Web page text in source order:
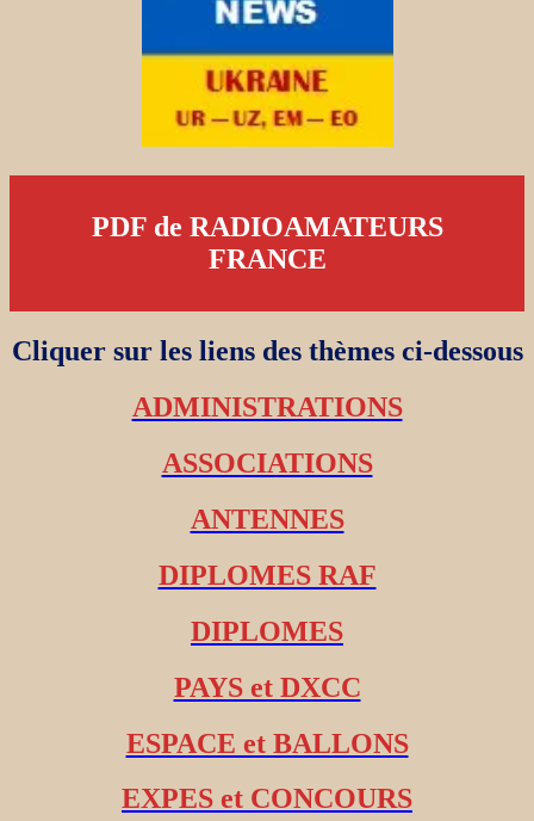
PDF de RADIOAMATEURS
FRANCE
Cliquer sur les liens des thèmes ci-dessous
ADMINISTRATIONS
ASSOCIATIONS
ANTENNES
DIPLOMES RAF
DIPLOMES
PAYS et DXCC
ESPACE et BALLONS
EXPES et CONCOURS